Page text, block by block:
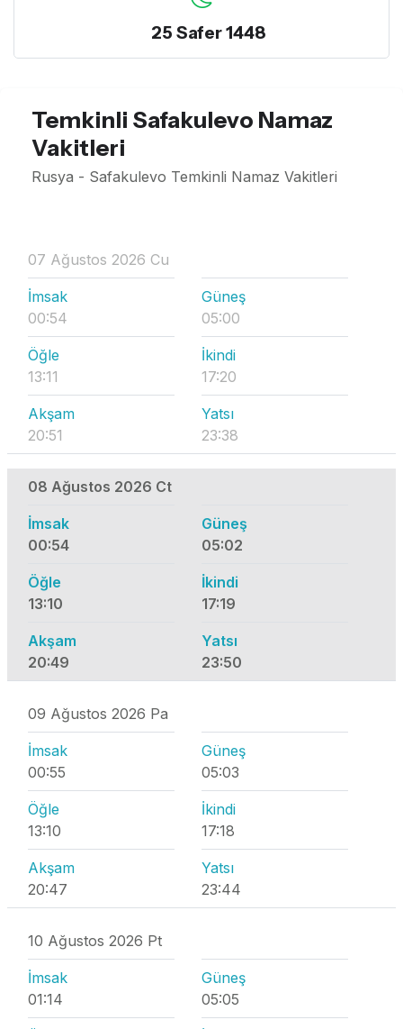
25 Safer 1448
Temkinli Safakulevo Namaz
Vakitleri
Rusya - Safakulevo Temkinli Namaz Vakitleri
07 Ağustos 2026 Cu
İmsak
00:54
Güneş
05:00
Öğle
13:11
İkindi
17:20
Akşam
20:51
Yatsı
23:38
08 Ağustos 2026 Ct
İmsak
00:54
Güneş
05:02
Öğle
13:10
İkindi
17:19
Akşam
20:49
Yatsı
23:50
09 Ağustos 2026 Pa
İmsak
00:55
Güneş
05:03
Öğle
13:10
İkindi
17:18
Akşam
20:47
Yatsı
23:44
10 Ağustos 2026 Pt
İmsak
01:14
Güneş
05:05